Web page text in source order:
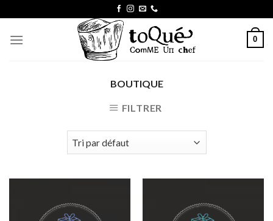
to
content
0
BOUTIQUE
FILTRER